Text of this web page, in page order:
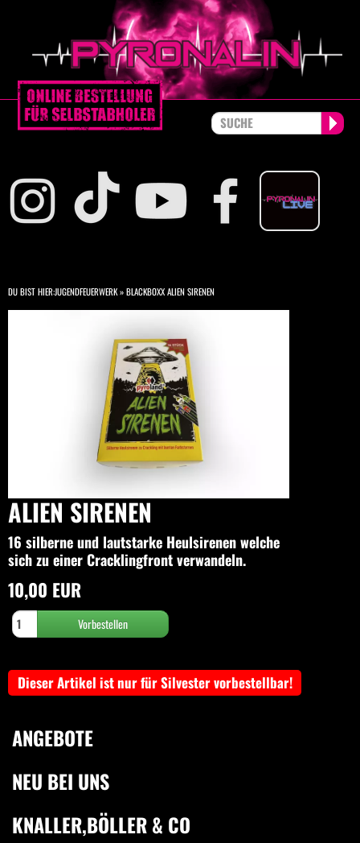
DU BIST HIER:JUGENDFEUERWERK»BLACKBOXX ALIEN SIRENEN
ALIEN SIRENEN
16 silberne und lautstarke Heulsirenen welche
sich zu einer Cracklingfront verwandeln.
10,00 EUR
Dieser Artikel ist nur für Silvester vorbestellbar!
ANGEBOTE
NEU BEI UNS
KNALLER,BÖLLER & CO